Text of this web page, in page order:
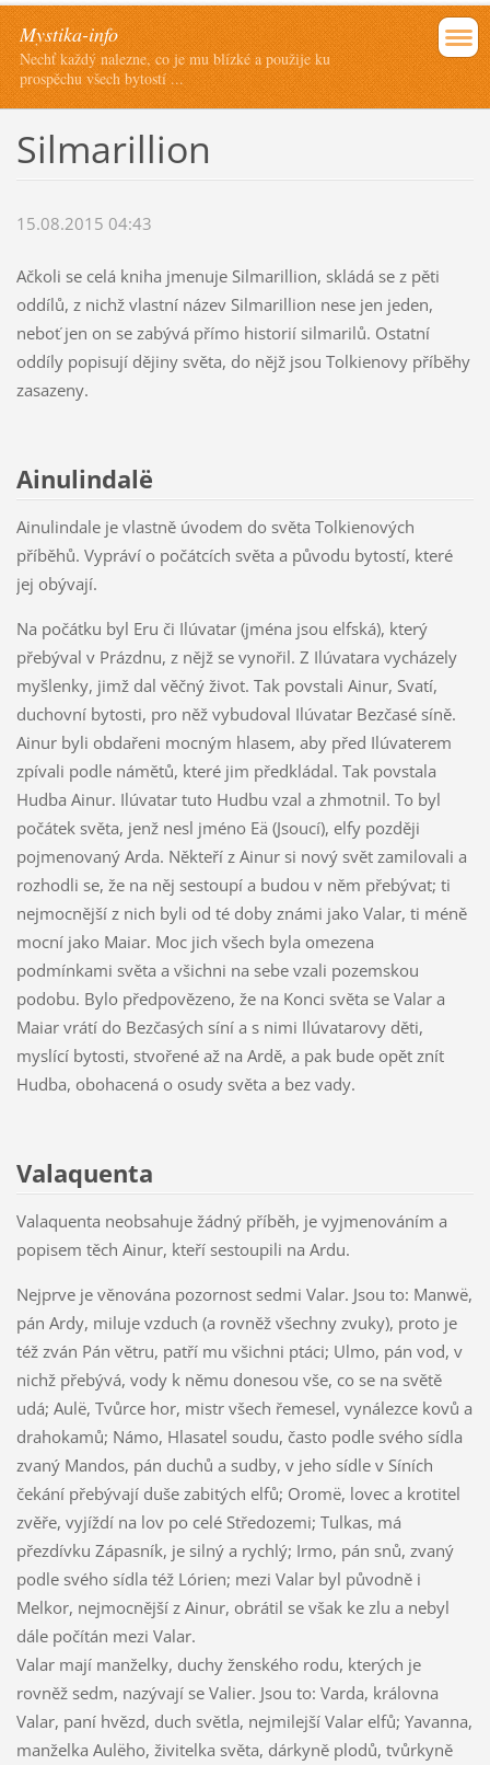
Mystika-info
Nechť každý nalezne, co je mu blízké a použije ku
prospěchu všech bytostí ...
Silmarillion
15.08.2015 04:43
Ačkoli se celá kniha jmenuje Silmarillion, skládá se z pěti
oddílů, z nichž vlastní název Silmarillion nese jen jeden,
neboť jen on se zabývá přímo historií silmarilů. Ostatní
oddíly popisují dějiny světa, do nějž jsou Tolkienovy příběhy
zasazeny.
Ainulindalë
Ainulindale je vlastně úvodem do světa Tolkienových
příběhů. Vypráví o počátcích světa a původu bytostí, které
jej obývají.
Na počátku byl Eru či Ilúvatar (jména jsou elfská), který
přebýval v Prázdnu, z nějž se vynořil. Z Ilúvatara vycházely
myšlenky, jimž dal věčný život. Tak povstali Ainur, Svatí,
duchovní bytosti, pro něž vybudoval Ilúvatar Bezčasé síně.
Ainur byli obdařeni mocným hlasem, aby před Ilúvaterem
zpívali podle námětů, které jim předkládal. Tak povstala
Hudba Ainur. Ilúvatar tuto Hudbu vzal a zhmotnil. To byl
počátek světa, jenž nesl jméno Eä (Jsoucí), elfy později
pojmenovaný Arda. Někteří z Ainur si nový svět zamilovali a
rozhodli se, že na něj sestoupí a budou v něm přebývat; ti
nejmocnější z nich byli od té doby známi jako Valar, ti méně
mocní jako Maiar. Moc jich všech byla omezena
podmínkami světa a všichni na sebe vzali pozemskou
podobu. Bylo předpovězeno, že na Konci světa se Valar a
Maiar vrátí do Bezčasých síní a s nimi Ilúvatarovy děti,
myslící bytosti, stvořené až na Ardě, a pak bude opět znít
Hudba, obohacená o osudy světa a bez vady.
Valaquenta
Valaquenta neobsahuje žádný příběh, je vyjmenováním a
popisem těch Ainur, kteří sestoupili na Ardu.
Nejprve je věnována pozornost sedmi Valar. Jsou to: Manwë,
pán Ardy, miluje vzduch (a rovněž všechny zvuky), proto je
též zván Pán větru, patří mu všichni ptáci; Ulmo, pán vod, v
nichž přebývá, vody k němu donesou vše, co se na světě
udá; Aulë, Tvůrce hor, mistr všech řemesel, vynálezce kovů a
drahokamů; Námo, Hlasatel soudu, často podle svého sídla
zvaný Mandos, pán duchů a sudby, v jeho sídle v Síních
čekání přebývají duše zabitých elfů; Oromë, lovec a krotitel
zvěře, vyjíždí na lov po celé Středozemi; Tulkas, má
přezdívku Zápasník, je silný a rychlý; Irmo, pán snů, zvaný
podle svého sídla též Lórien; mezi Valar byl původně i
Melkor, nejmocnější z Ainur, obrátil se však ke zlu a nebyl
dále počítán mezi Valar.
Valar mají manželky, duchy ženského rodu, kterých je
rovněž sedm, nazývají se Valier. Jsou to: Varda, královna
Valar, paní hvězd, duch světla, nejmilejší Valar elfů; Yavanna,
manželka Aulëho, živitelka světa, dárkyně plodů, tvůrkyně